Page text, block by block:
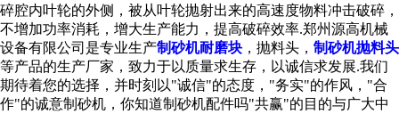
碎腔内叶轮的外侧，被从叶轮抛射出来的高速度物料冲击破碎，
不增加功率消耗，增大生产能力，提高破碎效率.郑州源高机械
设备有限公司是专业生产制砂机耐磨块 ，抛料头， 制砂机抛料头
等产品的生产厂家，致力于以质量求生存，以诚信求发展.我们
期待着您的选择，并时刻以"诚信"的态度，"务实"的作风，"合
作"的诚意制砂机，你知道制砂机配件吗"共赢"的目的与广大中